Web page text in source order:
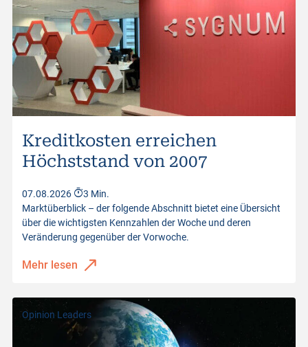
Kreditkosten erreichen
Höchststand von 2007
07.08.2026
3 Min.
Marktüberblick – der folgende Abschnitt bietet eine Übersicht
über die wichtigsten Kennzahlen der Woche und deren
Veränderung gegenüber der Vorwoche.
Mehr lesen
Opinion Leaders